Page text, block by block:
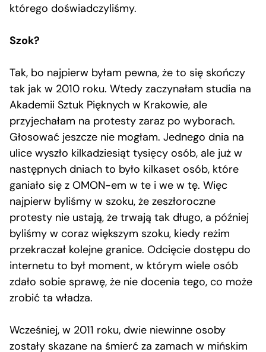
którego doświadczyliśmy.
Szok?
Tak, bo najpierw byłam pewna, że to się skończy
tak jak w 2010 roku. Wtedy zaczynałam studia na
Akademii Sztuk Pięknych w Krakowie, ale
przyjechałam na protesty zaraz po wyborach.
Głosować jeszcze nie mogłam. Jednego dnia na
ulice wyszło kilkadziesiąt tysięcy osób, ale już w
następnych dniach to było kilkaset osób, które
ganiało się z OMON-em w te i we w tę. Więc
najpierw byliśmy w szoku, że zeszłoroczne
protesty nie ustają, że trwają tak długo, a później
byliśmy w coraz większym szoku, kiedy reżim
przekraczał kolejne granice. Odcięcie dostępu do
internetu to był moment, w którym wiele osób
zdało sobie sprawę, że nie docenia tego, co może
zrobić ta władza.
Wcześniej, w 2011 roku, dwie niewinne osoby
zostały skazane na śmierć za zamach w mińskim